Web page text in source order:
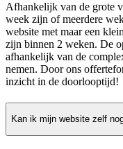
Afhankelijk van de grote
week zijn of meerdere
website met maar een
zijn binnen 2 weken. De
afhankelijk van de
nemen. Door ons
inzicht in de doorlooptijd!
Kan ik mijn website zelf